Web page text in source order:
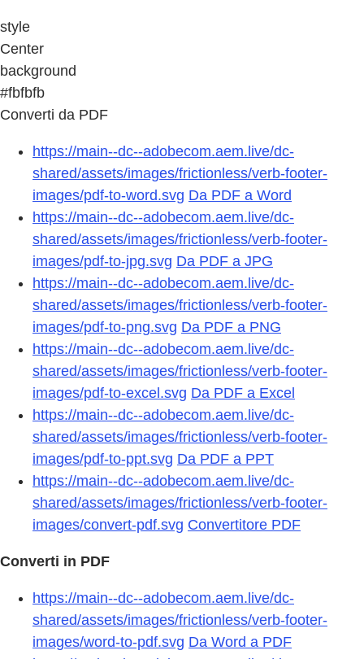
style
Center
background
#fbfbfb
Converti da PDF
https://main--dc--adobecom.aem.live/dc-
shared/assets/images/frictionless/verb-footer-
images/pdf-to-word.svg Da PDF a Word
https://main--dc--adobecom.aem.live/dc-
shared/assets/images/frictionless/verb-footer-
images/pdf-to-jpg.svg Da PDF a JPG
https://main--dc--adobecom.aem.live/dc-
shared/assets/images/frictionless/verb-footer-
images/pdf-to-png.svg Da PDF a PNG
https://main--dc--adobecom.aem.live/dc-
shared/assets/images/frictionless/verb-footer-
images/pdf-to-excel.svg Da PDF a Excel
https://main--dc--adobecom.aem.live/dc-
shared/assets/images/frictionless/verb-footer-
images/pdf-to-ppt.svg Da PDF a PPT
https://main--dc--adobecom.aem.live/dc-
shared/assets/images/frictionless/verb-footer-
images/convert-pdf.svg Convertitore PDF
Converti in PDF
https://main--dc--adobecom.aem.live/dc-
shared/assets/images/frictionless/verb-footer-
images/word-to-pdf.svg Da Word a PDF